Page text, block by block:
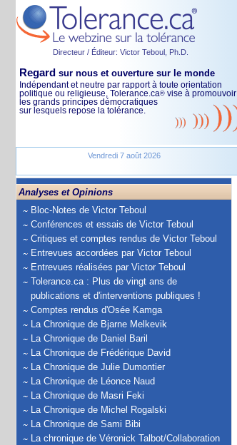
Directeur / Éditeur: Victor Teboul, Ph.D.
Regard sur nous et ouverture sur le monde
Indépendant et neutre par rapport à toute orientation
politique ou religieuse, Tolerance.ca® vise à promouvoir
les grands principes démocratiques
sur lesquels repose la tolérance.
Vendredi 7 août 2026
Analyses et Opinions
Bloc-Notes de Victor Teboul
Conférences et essais de Victor Teboul
Critiques et comptes rendus de Victor Teboul
Entrevues accordées par Victor Teboul
Entrevues réalisées par Victor Teboul
Tolerance.ca : Plus de vingt ans de
publications et d'interventions publiques !
Comptes rendus d'Osée Kamga
La Chronique de Bjarne Melkevik
La Chronique de Daniel Baril
La Chronique de Frédérique David
La Chronique de Julie Dumontier
La Chronique de Léonce Naud
La Chronique de Masri Feki
La Chronique de Michel Rogalski
La Chronique de Sami Bibi
La chronique de Véronick Talbot/Collaboration